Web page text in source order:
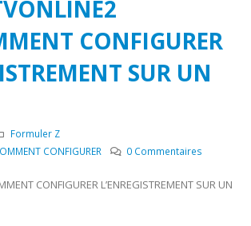
CONFIGURER
SUR UN
Formuler Z
CONFIGURER
0 Commentaires
CONFIGURER L’ENREGISTREMENT SUR UN